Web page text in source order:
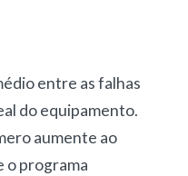
entre as falhas
do equipamento.
aumente ao
o programa